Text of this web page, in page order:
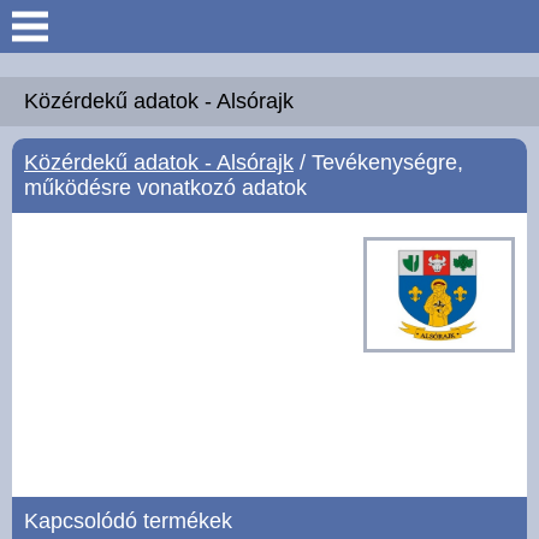
Keresés
Köszöntő
Hírek
Galéria
Közérdekű adatok - Alsórajk
Közérdekű adatok - Alsórajk / Tevékenységre,
működésre vonatkozó adatok
Kapcsolódó termékek